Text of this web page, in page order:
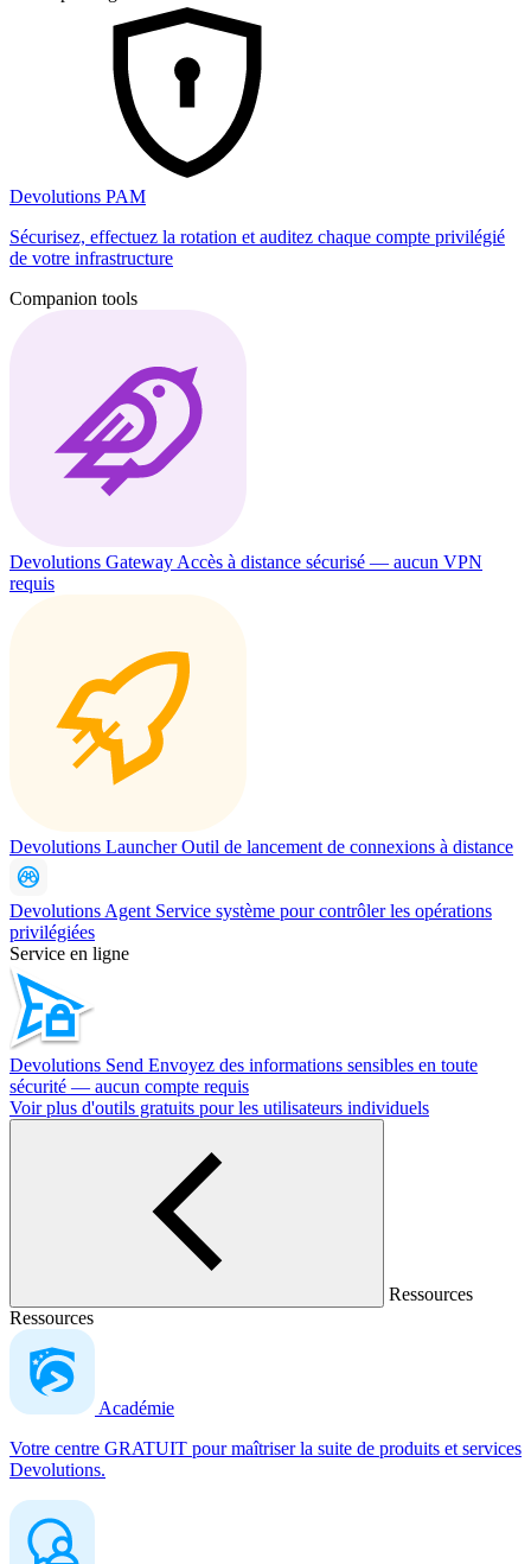
Devolutions PAM
Sécurisez, effectuez la rotation et auditez chaque compte privilégié
de votre infrastructure
Companion tools
Devolutions Gateway Accès à distance sécurisé — aucun VPN
requis
Devolutions LauncherOutil de lancement de connexions à distance
Devolutions Agent Service système pour contrôler les opérations
privilégiées
Service en ligne
Devolutions Send Envoyez des informations sensibles en toute
sécurité — aucun compte requis
Voir plus d'outils gratuits pour les utilisateurs individuels
Ressources
Ressources
Académie
Votre centre GRATUIT pour maîtriser la suite de produits et services
Devolutions.